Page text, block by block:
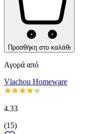
Προσθήκη στο καλάθι
Αγορά από
Vlachou Homeware
4.33
(15)